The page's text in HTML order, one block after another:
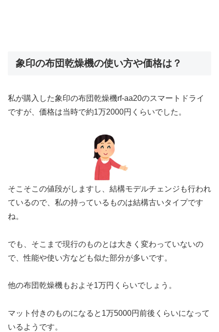
象印の布団乾燥機の使い方や価格は？
私が購入した象印の布団乾燥機rf-aa20のスマートドライ
ですが、価格は当時で約1万2000円くらいでした。
そこそこの値段がしますし、結構モデルチェンジも行われ
ているので、私の持っているものは結構古いタイプです
ね。
でも、そこまで現行のものとは大きく変わっていないの
で、性能や使い方なども似た部分が多いです。
他の布団乾燥機もおよそ1万円くらいでしょう。
マット付きのものになると1万5000円前後くらいになって
いるようです。